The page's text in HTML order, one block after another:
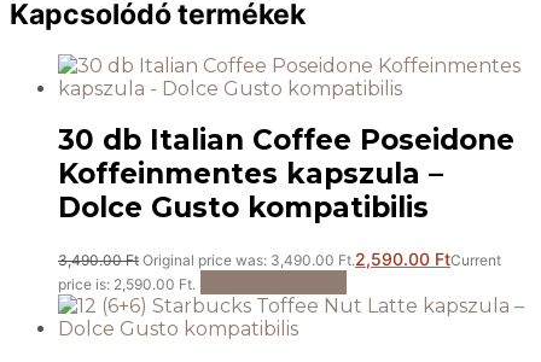
Kapcsolódó termékek
30 db Italian Coffee Poseidone
Koffeinmentes kapszula –
Dolce Gusto kompatibilis
3,490.00Ft Original price was: 3,490.00 Ft.2,590.00 FtCurrent
price is: 2,590.00 Ft.